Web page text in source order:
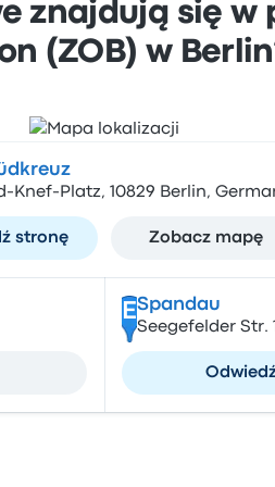
znajdują się w
(ZOB) w
Knef-Platz, 10829 Berlin,
stronę Zobacz mapę
ESpandau
Seegefelder Str.